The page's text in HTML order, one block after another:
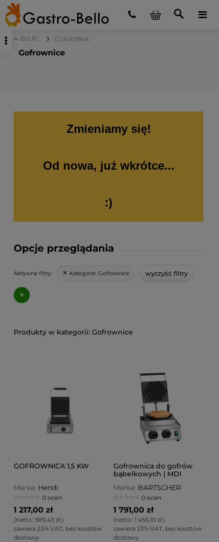
A-BIS.PL CUKIERNIA
Gofrownice
Zmieniamy się!
Od nowa, już wkrótce...
:)
Opcje przeglądania
Aktywne filtry: Kategorie: Gofrownice wyczyść filtry
+
Gofrownice
GOFROWNICA 1,5 KW
Marka: Hendi
0 ocen
1 217,00 zł
(netto: 989,43 zł)
zawiera 23% VAT, bez kosztów
dostawy
Gofrownica do gofrów
bąbelkowych | MDI
Marka: BARTSCHER
0 ocen
1 791,00 zł
(netto: 1 456,10 zł)
zawiera 23% VAT, bez kosztów
dostawy